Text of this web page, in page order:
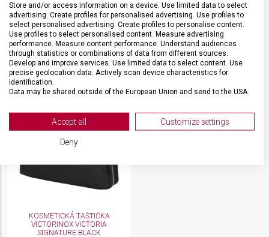
653373
Skladem na prodejně
Kosmetická taštička
1 790 Kč
612212
Skladem na prodejně
Kosmetická taštička
3 690 Kč
KOSMETICKÁ TAŠTIČKA
VICTORINOX VICTORIA
SIGNATURE BLACK
Store and/or access information on a device. Use limited data to select
advertising. Create profiles for personalised advertising. Use profiles to
select personalised advertising. Create profiles to personalise content.
Use profiles to select personalised content. Measure advertising
performance. Measure content performance. Understand audiences
through statistics or combinations of data from different sources.
Develop and improve services. Use limited data to select content. Use
precise geolocation data. Actively scan device characteristics for
identification.
Data may be shared outside of the European Union and send to the USA.
View Partner List (2 IAB Vendors)
We use your data for the following purposes:
Store and/or access information on a device
Create profiles for personalised advertising
Accept all Customize settings
Deny